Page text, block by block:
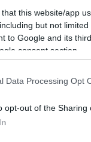
that this website/app
but not
to Google and its
consent section.
Data Processing Opt
opt-out of the Sharing
του
πήγε.
ο Γιώργος
από όσο
και
μπορεί να